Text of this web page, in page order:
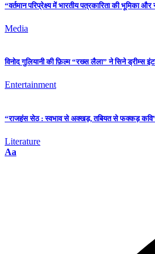
“वर्तमान परिप्रेक्ष्य में भारतीय पत्रकारिता की भूमिका
Media
विनोद गुलियानी की फ़िल्म “रख्स लैला” ने सिने ड्रीम्स
Entertainment
“राजहंस सेठ : स्वभाव से अक्खड़, तबियत से फक्कड़
Literature
Aa